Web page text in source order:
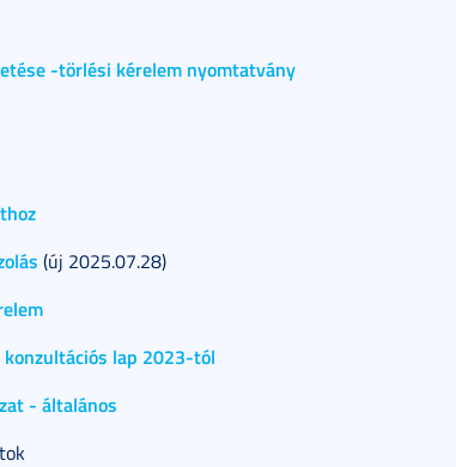
-törlési kérelem nyomtatvány
(új 2025.07.28)
lap 2023-tól
- általános